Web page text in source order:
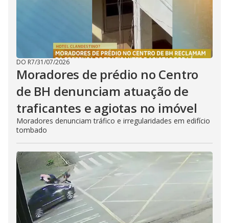
DO R7/31/07/2026
Moradores de prédio no Centro
de BH denunciam atuação de
traficantes e agiotas no imóvel
Moradores denunciam tráfico e irregularidades em edifício
tombado